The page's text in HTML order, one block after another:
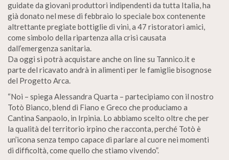
guidate da giovani produttori indipendenti da tutta Italia, ha
già donato nel mese di febbraio lo speciale box contenente
altrettante pregiate bottiglie di vini, a 47 ristoratori amici,
come simbolo della ripartenza alla crisi causata
dall’emergenza sanitaria.
Da oggi si potrà acquistare anche on line su Tannico.it e
parte del ricavato andrà in alimenti per le famiglie bisognose
del Progetto Arca.
“Noi – spiega Alessandra Quarta – partecipiamo con il nostro
Totò Bianco, blend di Fiano e Greco che produciamo a
Cantina Sanpaolo, in Irpinia. Lo abbiamo scelto oltre che per
la qualità del territorio irpino che racconta, perché Totò è
un’icona senza tempo capace di parlare al cuore nei momenti
di difficoltà, come quello che stiamo vivendo”.